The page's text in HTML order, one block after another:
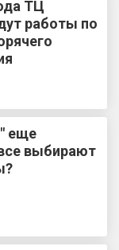
ТЦ
работы по
еще
выбирают